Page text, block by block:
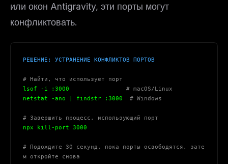
или окон Antigravity, эти порты могут
конфликтовать.
РЕШЕНИЕ: УСТРАНЕНИЕ КОНФЛИКТОВ ПОРТОВ
# Найти, что использует порт
lsof -i :3000 # macOS/Linux
netstat -ano | findstr :3000 # Windows
# Завершить процесс, использующий порт
npx kill-port 3000
# Подождите 30 секунд, пока порты освободятся, зате
м откройте снова